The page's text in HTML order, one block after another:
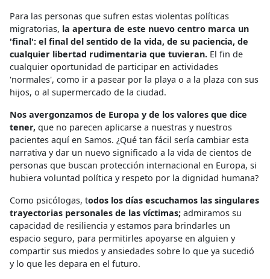
Para las personas que sufren estas violentas políticas
migratorias, la apertura de este nuevo centro marca un
'final': el final del sentido de la vida, de su paciencia, de
cualquier libertad rudimentaria que tuvieran. El fin de
cualquier oportunidad de participar en actividades
'normales', como ir a pasear por la playa o a la plaza con sus
hijos, o al supermercado de la ciudad.
Nos avergonzamos de Europa y de los valores que dice
tener, que no parecen aplicarse a nuestras y nuestros
pacientes aquí en Samos. ¿Qué tan fácil sería cambiar esta
narrativa y dar un nuevo significado a la vida de cientos de
personas que buscan protección internacional en Europa, si
hubiera voluntad política y respeto por la dignidad humana?
Como psicólogas, todos los días escuchamos las singulares
trayectorias personales de las víctimas; admiramos su
capacidad de resiliencia y estamos para brindarles un
espacio seguro, para permitirles apoyarse en alguien y
compartir sus miedos y ansiedades sobre lo que ya sucedió
y lo que les depara en el futuro.